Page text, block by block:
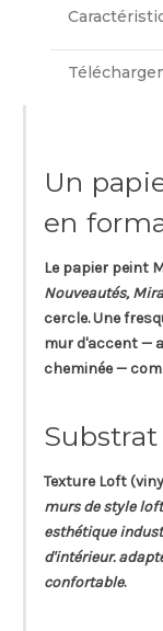
Un
en
Le papier peint
Nouveautés,
cercle. Une
mur d'accent —
cheminée —
Substrat
TextureLoft
murs de style
esthétique
d'intérieur.
confortable.